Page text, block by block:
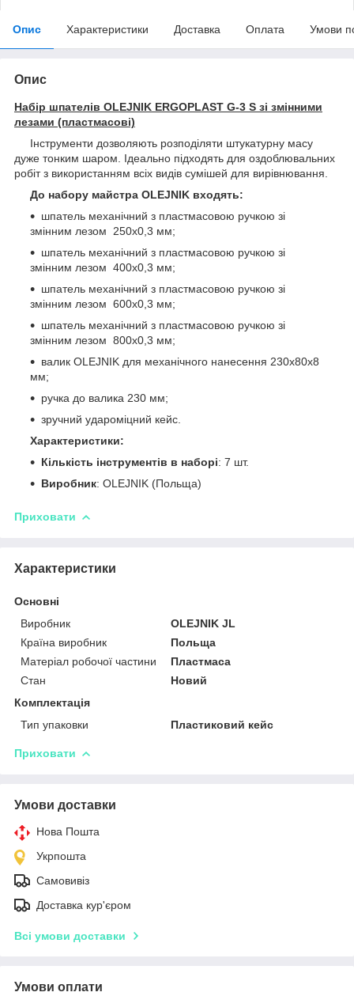
Опис Характеристики Доставка Оплата Умови
Опис
Набір шпателів OLEJNIK ERGOPLAST G-3 S зі змінними
лезами (пластмасові)
Iнструменти дозволяють розподіляти штукатурну масу
дуже тонким шаром. Iдеально підходять для оздоблювальних
робіт з використанням всіх видів сумішей для вирівнювання.
До набору майстра OLEJNIK входять:
шпатель механічний з пластмасовою ручкою зі
змінним лезом 250х0,3 мм;
шпатель механічний з пластмасовою ручкою зі
змінним лезом 400х0,3 мм;
шпатель механічний з пластмасовою ручкою зі
змінним лезом 600х0,3 мм;
шпатель механічний з пластмасовою ручкою зі
змінним лезом 800х0,3 мм;
валик OLEJNIK для механічного нанесення 230х80х8
мм;
ручка до валика 230 мм;
зручний удароміцний кейс.
Характеристики:
Кількість інструментів в наборі: 7 шт.
Виробник: OLEJNIK (Польща)
Приховати
Характеристики
Основні
Виробник
OLEJNIK JL
Країна виробник
Польща
Матеріал робочої частини
Пластмаса
Стан
Новий
Комплектація
Тип упаковки
Пластиковий кейс
Приховати
Умови доставки
Нова Пошта
Укрпошта
Самовивіз
Доставка кур'єром
Всі умови доставки
Умови оплати